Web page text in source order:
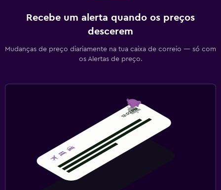
Recebe um alerta quando os preços
descerem
Mudanças de preço diariamente na tua caixa de correio — só com
os Alertas de preço.